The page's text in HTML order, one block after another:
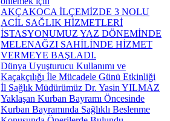
AKÇAKOCA İLÇEMİZDE 3 NOLU
ACİL SAĞLIK HİZMETLERİ
İSTASYONUMUZ YAZ DÖNEMİNDE
MELENAĞZI SAHİLİNDE HİZMET
VERMEYE BAŞLADI.
Dünya Uyuşturucu Kullanımı ve
Kaçakçılığı İle Mücadele Günü Etkinliği
İl Sağlık Müdürümüz Dr. Yasin YILMAZ
Yaklaşan Kurban Bayramı Öncesinde
Kurban Bayramında Sağlıklı Beslenme